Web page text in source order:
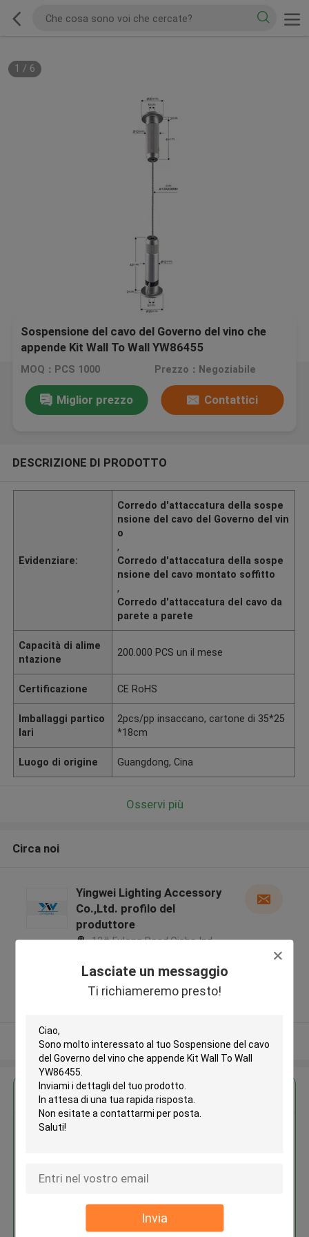
Lasciate un messaggio
Ti richiameremo presto!
Invia
1 / 6
Sospensione del cavo del Governo del vino che
appende Kit Wall To Wall YW86455
MOQ：PCS 1000 Prezzo：Negoziabile
Miglior prezzo Contattici
DESCRIZIONE DI PRODOTTO
Evidenziare:
Corredo d'attaccatura della sospe
nsione del cavo del Governo del vin
o
,
Corredo d'attaccatura della sospe
nsione del cavo montato soffitto
,
Corredo d'attaccatura del cavo da
parete a parete
Capacità di alime
ntazione
200.000 PCS un il mese
Certificazione CE RoHS
Imballaggi partico
lari
2pcs/pp insaccano, cartone di 35*25
*18cm
Luogo di origine Guangdong, Cina
Osservi più
Circa noi
Yingwei Lighting Accessory
Co.,Ltd. profilo del
produttore
12# Fulong Road,Qisha Ind.
Guangdong, China ,La CINA
5.0
Osservi più
Ottieni il miglior prezzo per